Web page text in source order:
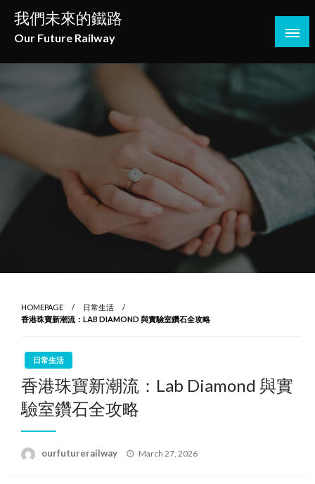
Skip
content
我們未來的鐵路
Our Future Railway
HOMEPAGE
日常生活
香港珠寶新潮流：LAB DIAMOND 與實驗室鑽石全攻略
日常生活
香港珠寶新潮流：Lab Diamond 與實
驗室鑽石全攻略
ourfuturerailway
Posted
March 27, 2026